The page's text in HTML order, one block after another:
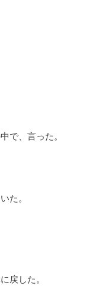
で、言った。
た。
戻した。